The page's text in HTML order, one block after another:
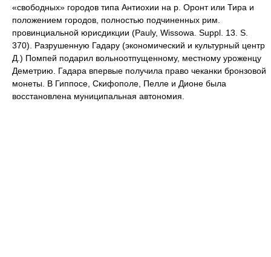
«свободных» городов типа Антиохии на р. Оронт или Тира и
положением городов, полностью подчиненных рим.
провинциальной юрисдикции (Pauly, Wissowa. Suppl. 13. S.
370). Разрушенную Гадару (экономический и культурный центр
Д.) Помпей подарил вольноотпущенному, местному уроженцу
Деметрию. Гадара впервые получила право чеканки бронзовой
монеты. В Гиппосе, Скифополе, Пелле и Дионе была
восстановлена муниципальная автономия.